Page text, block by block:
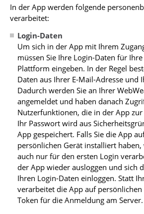
In der App werden folgende
verarbeitet:
Login-Daten
Um sich in der App mit Ihrem
müssen Sie Ihre Login-Daten für
Plattform eingeben. In der Regel
Daten aus Ihrer E-Mail-Adresse und
Dadurch werden Sie an Ihrer
angemeldet und haben danach
Nutzerfunktionen, die in der App
Ihr Passwort wird aus
App gespeichert. Falls Sie die App
persönlichen Gerät installiert
auch nur für den ersten Login
der App wieder ausloggen und sich
Ihren Login-Daten einloggen. Statt
verarbeitet die App auf persönlichen
Token für die Anmeldung am Server.